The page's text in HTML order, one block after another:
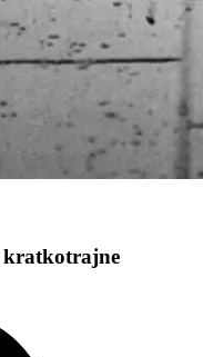
kratkotrajne